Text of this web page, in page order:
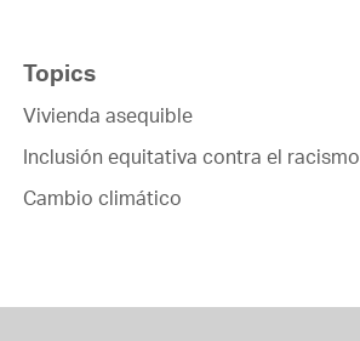
Topics
Vivienda asequible
Inclusión equitativa contra el racismo
Cambio climático